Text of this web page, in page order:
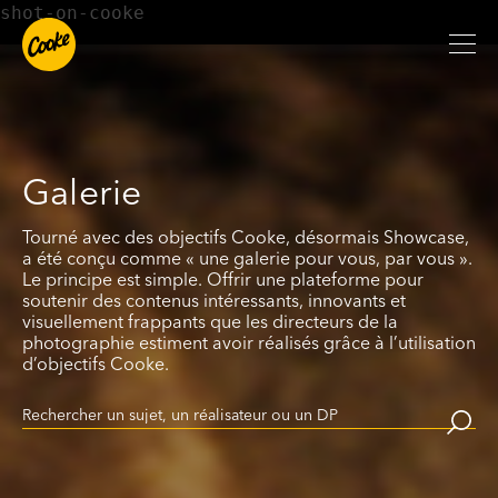
shot-on-cooke
Galerie
Tourné avec des objectifs Cooke, désormais Showcase,
a été conçu comme « une galerie pour vous, par vous ».
Le principe est simple. Offrir une plateforme pour
soutenir des contenus intéressants, innovants et
visuellement frappants que les directeurs de la
photographie estiment avoir réalisés grâce à l’utilisation
d’objectifs Cooke.